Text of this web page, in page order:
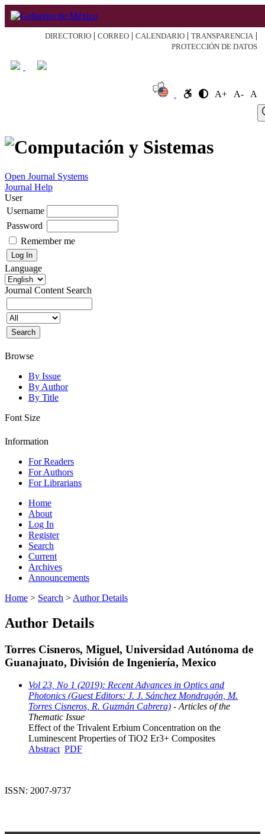
DIRECTORIO | CORREO | CALENDARIO | TRANSPARENCIA |
PROTECCIÓN DE DATOS
A+ A-
A
Open Journal Systems
Journal Help
User
Username
Password
Remember me
Language
Journal Content Search
Browse
By Issue
By Author
By Title
Font Size
Information
For Readers
For Authors
For Librarians
Home
About
Log In
Register
Search
Current
Archives
Announcements
Home > Search > Author Details
Author Details
Torres Cisneros, Miguel, Universidad Autónoma de
Guanajuato, División de Ingeniería, Mexico
Vol 23, No 1 (2019): Recent Advances in Optics and
Photonics (Guest Editors: J. J. Sánchez Mondragón, M.
Torres Cisneros, R. Guzmán Cabrera) - Articles of the
Thematic Issue
Effect of the Trivalent Erbium Concentration on the
Luminescent Properties of TiO2 Er3+ Composites
Abstract PDF
ISSN: 2007-9737